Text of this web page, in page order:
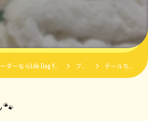
岐阜県揖斐郡のブリーダーならLife Dog Yellow House One ブログ テールちゃん🐾